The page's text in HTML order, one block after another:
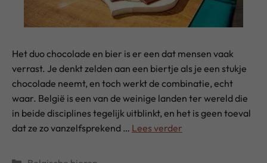
Het duo chocolade en bier is er een dat mensen vaak
verrast. Je denkt zelden aan een biertje als je een stukje
chocolade neemt, en toch werkt de combinatie, echt
waar. België is een van de weinige landen ter wereld die
in beide disciplines tegelijk uitblinkt, en het is geen toeval
dat ze zo vanzelfsprekend … Lees verder